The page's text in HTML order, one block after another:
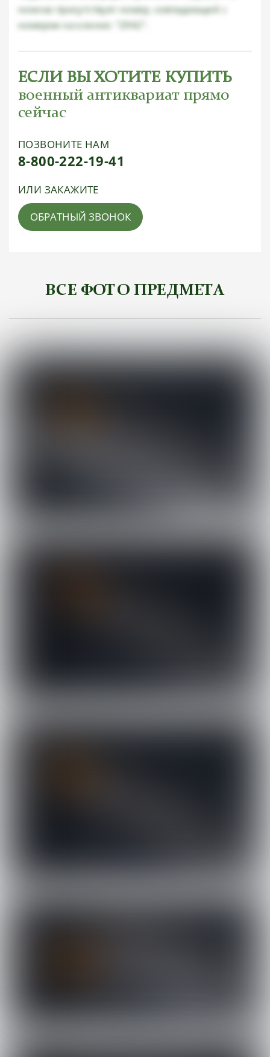
ножнах присутствует номер, совпадающий с
номером на клинке: "2942".
ЕСЛИ ВЫ ХОТИТЕ КУПИТЬ
военный антиквариат прямо
сейчас
ПОЗВОНИТЕ НАМ
8-800-222-19-41
ИЛИ ЗАКАЖИТЕ
ОБРАТНЫЙ ЗВОНОК
ВСЕ ФОТО ПРЕДМЕТА